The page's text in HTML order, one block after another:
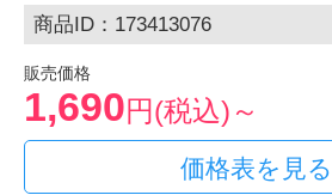
商品ID：173413076
販売価格
1,690円(税込)～
価格表を見る